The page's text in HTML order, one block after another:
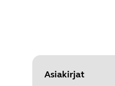
Asiakirjat